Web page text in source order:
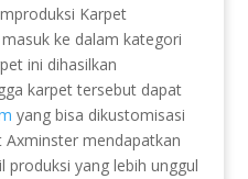
Karpet
ke dalam kategori
ini dihasilkan
karpet tersebut dapat
yang bisa dikustomisasi
mendapatkan
produksi yang lebih unggul